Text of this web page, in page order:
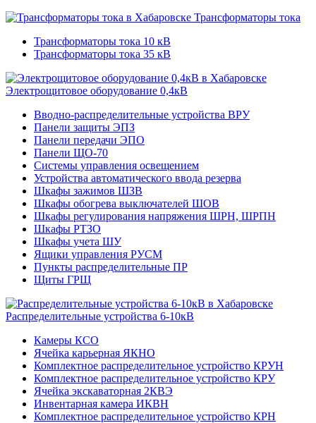
Трансформаторы тока
Трансформаторы тока 10 кВ
Трансформаторы тока 35 кВ
Электрощитовое оборудование 0,4кВ
Вводно-распределительные устройства ВРУ
Панели защиты ЭПЗ
Панели передачи ЭПО
Панели ЩО-70
Системы управления освещением
Устройства автоматического ввода резерва
Шкафы зажимов ШЗВ
Шкафы обогрева выключателей ШОВ
Шкафы регулирования напряжения ШРН, ШРПН
Шкафы РТЗО
Шкафы учета ШУ
Ящики управления РУСМ
Пункты распределительные ПР
Щиты ГРЩ
Распределительные устройства 6-10кВ
Камеры КСО
Ячейка карьерная ЯКНО
Комплектное распределительное устройство КРУН
Комплектное распределительное устройство КРУ
Ячейка экскаваторная 2КВЭ
Инвентарная камера ИКВН
Комплектное распределительное устройство КРН